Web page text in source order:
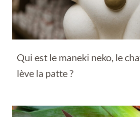
Qui est le maneki neko, le
lève la patte ?